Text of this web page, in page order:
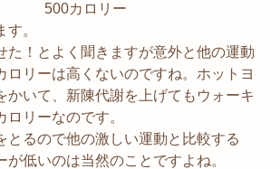
500カロリー
。
た！とよく聞きますが意外と他の運動
ロリーは高くないのですね。ホットヨ
かいて、新陳代謝を上げてもウォーキ
ロリーなのです。
とるので他の激しい運動と比較する
が低いのは当然のことですよね。